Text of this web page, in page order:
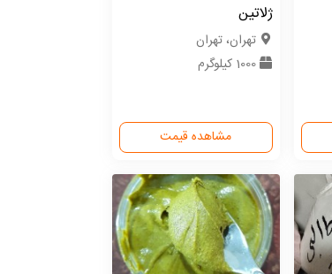
ژلاتین
تهران، تهران
1000 کیلوگرم
مشاهده قیمت